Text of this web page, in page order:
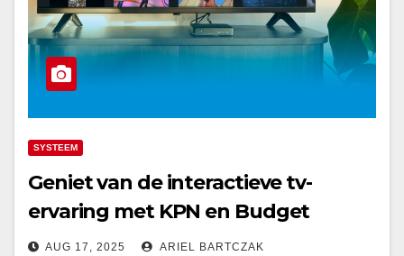
SYSTEEM
Geniet van de interactieve tv-
ervaring met KPN en Budget
Internet voor het ultieme
AUG 17, 2025 ARIEL BARTCZAK